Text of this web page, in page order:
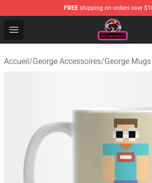
FREE shipping on orders over
Open menu
George Store - Official George
Accueil/George Accessoires/George Mugs